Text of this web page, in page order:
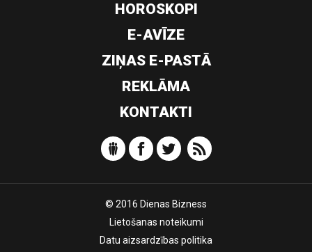
HOROSKOPI
E-AVĪZE
ZIŅAS E-PASTĀ
REKLĀMA
KONTAKTI
© 2016 Dienas Bizness
Lietošanas noteikumi
Datu aizsardzības politika